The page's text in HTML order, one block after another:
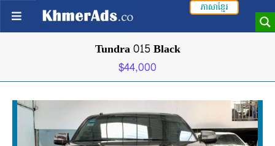
ភាសាខ្មែរ
Tundra 015 Black
$44,000